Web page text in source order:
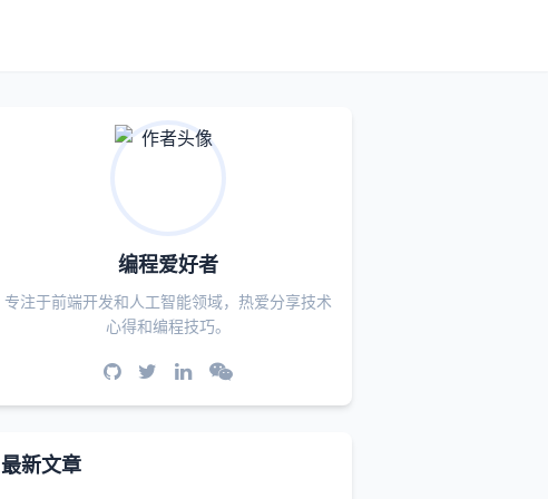
编程爱好者
专注于前端开发和人工智能领域，热爱分享技术
心得和编程技巧。
最新文章